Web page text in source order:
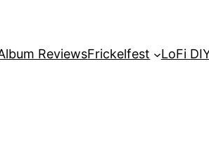
ReviewsFrickelfest LoFi